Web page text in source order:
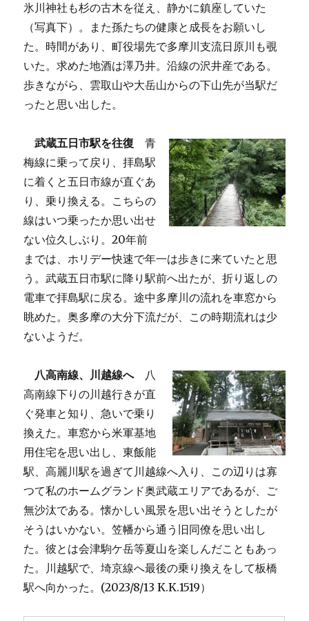
氷川神社も杉の古木を従え、静かに鎮座していた
（写真下）。また孫たちの健康と成長をお願いし
た。時間があり、町役場先で多摩川支流日原川も覗
いた。求めた地酒は澤乃井。沿線の沢井産である。
歩きながら、雲取山や大岳山からの下山先が当駅だ
ったと思い出した。
武蔵五日市駅を往復 青
梅線に乗って戻り、拝島駅
に着くと五日市線が直ぐあ
り、乗り換える。こちらの
線はいつ乗ったか思い出せ
ない位久しぶり。20年前
までは、ホリデー快速で年一は歩きに来ていたと思
う。武蔵五日市駅に降り駅前へ出たが、折り返しの
電車で拝島駅に戻る。途中多摩川の流れを車窓から
眺めた。奥多摩の大分下流だが、この時期流れは少
ないようだ。
八高南線、川越線へ八
高南線下りの川越行きが直
ぐ発車と知り、急いで乗り
換えた。車窓から米軍基地
用住宅を思い出し、東飯能
駅、高麗川駅を過ぎて川越線へ入り、この辺りは寡
つて私のホームグランド奥武蔵エリアであるが、ご
無沙汰である。懐かしい風景を思い出そうとしたが
そうはいかない。笠幡から通う旧同僚を思い出し
た。彼とは会津駒ケ岳等夏山を楽しんだこともあっ
た。川越駅で、埼京線へ最後の乗り換えをして板橋
駅へ向かった。(2023/8/13 K.K.1519）